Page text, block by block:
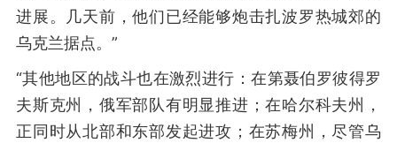
进展。几天前，他们已经能够炮击扎波罗热城郊的
乌克兰据点。”
“其他地区的战斗也在激烈进行：在第聂伯罗彼得罗
夫斯克州，俄军部队有明显推进；在哈尔科夫州，
正同时从北部和东部发起进攻；在苏梅州，尽管乌